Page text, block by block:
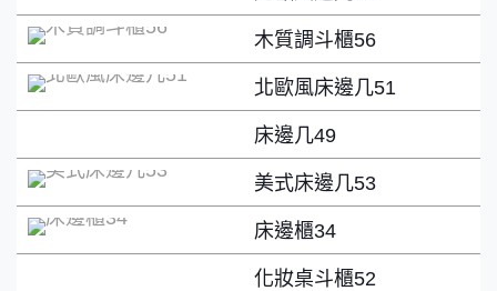
木質調斗櫃56
北歐風床邊几51
床邊几49
美式床邊几53
床邊櫃34
化妝桌斗櫃52